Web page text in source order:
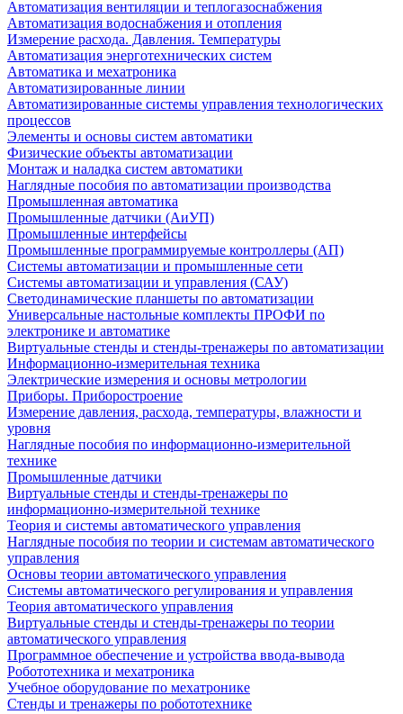
Автоматизация вентиляции и теплогазоснабжения
Автоматизация водоснабжения и отопления
Измерение расхода. Давления. Температуры
Автоматизация энерготехнических систем
Автоматика и мехатроника
Автоматизированные линии
Автоматизированные системы управления технологических
процессов
Элементы и основы систем автоматики
Физические объекты автоматизации
Монтаж и наладка систем автоматики
Наглядные пособия по автоматизации производства
Промышленная автоматика
Промышленные датчики (АиУП)
Промышленные интерфейсы
Промышленные программируемые контроллеры (АП)
Системы автоматизации и промышленные сети
Системы автоматизации и управления (САУ)
Светодинамические планшеты по автоматизации
Универсальные настольные комплекты ПРОФИ по
электронике и автоматике
Виртуальные стенды и стенды-тренажеры по автоматизации
Информационно-измерительная техника
Электрические измерения и основы метрологии
Приборы. Приборостроение
Измерение давления, расхода, температуры, влажности и
уровня
Наглядные пособия по информационно-измерительной
технике
Промышленные датчики
Виртуальные стенды и стенды-тренажеры по
информационно-измерительной технике
Теория и системы автоматического управления
Наглядные пособия по теории и системам автоматического
управления
Основы теории автоматического управления
Системы автоматического регулирования и управления
Теория автоматического управления
Виртуальные стенды и стенды-тренажеры по теории
автоматического управления
Программное обеспечение и устройства ввода-вывода
Робототехника и мехатроника
Учебное оборудование по мехатронике
Стенды и тренажеры по робототехнике